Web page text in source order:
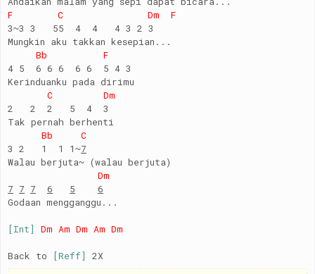
F C Dm F
3~3 3 55 4 4 4 3 2 3
Mungkin aku takkan kesepian...
Bb F
4 5 6 6 6 6 6 5 4 3
Kerinduanku pada dirimu
C Dm
2 2 2 5 4 3
Tak pernah berhenti
Bb C
3 2 1 1 1~7
Walau berjuta~ (walau berjuta)
Dm
7 7 7 6 5
6
Godaan mengganggu...
[Int] Dm Am Dm Am Dm
Back to [Reff]
2X